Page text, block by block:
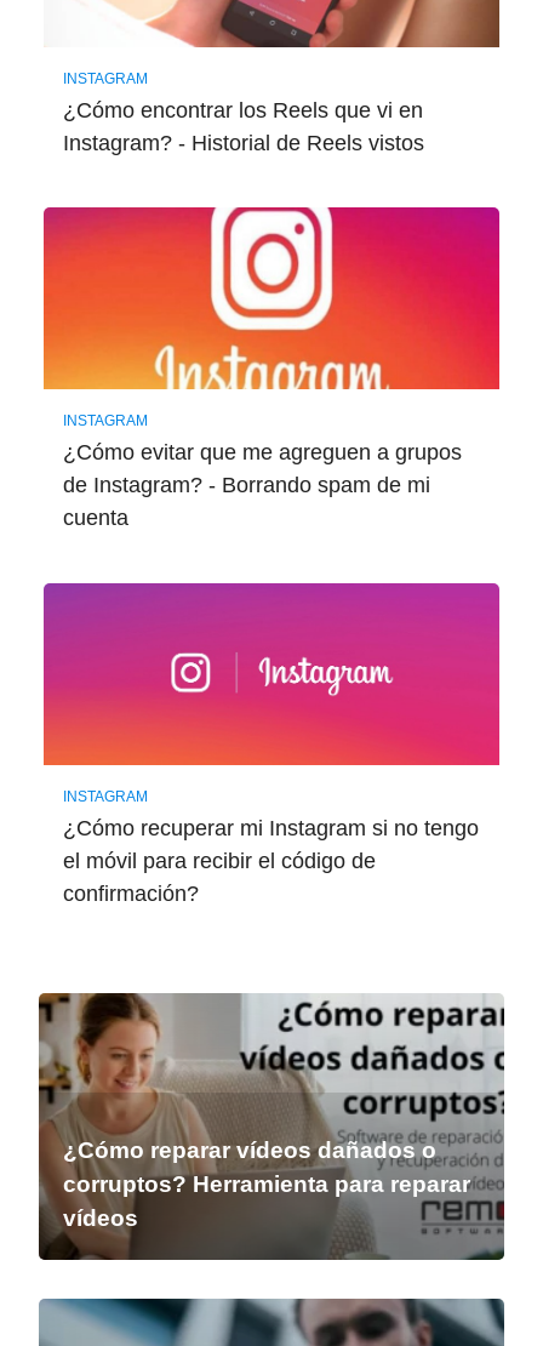
INSTAGRAM
¿Cómo encontrar los Reels que vi en
Instagram? - Historial de Reels vistos
INSTAGRAM
¿Cómo evitar que me agreguen a grupos
de Instagram? - Borrando spam de mi
cuenta
INSTAGRAM
¿Cómo recuperar mi Instagram si no tengo
el móvil para recibir el código de
confirmación?
¿Cómo reparar vídeos dañados o
corruptos? Herramienta para reparar
vídeos